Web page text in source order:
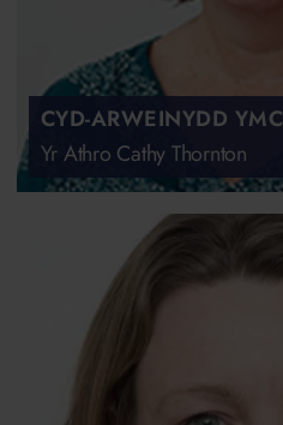
CYD-ARWEINYDD
Yr Athro Cathy Thornton